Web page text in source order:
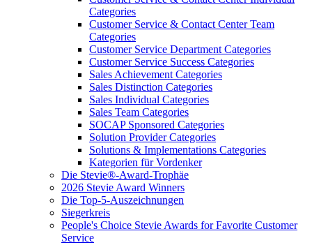
Categories
Customer Service & Contact Center Team
Categories
Customer Service Department Categories
Customer Service Success Categories
Sales Achievement Categories
Sales Distinction Categories
Sales Individual Categories
Sales Team Categories
SOCAP Sponsored Categories
Solution Provider Categories
Solutions & Implementations Categories
Kategorien für Vordenker
Die Stevie®-Award-Trophäe
2026 Stevie Award Winners
Die Top-5-Auszeichnungen
Siegerkreis
People's Choice Stevie Awards for Favorite Customer
Service